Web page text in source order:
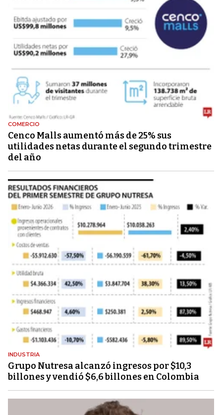
COMERCIO
Cenco Malls aumentó más de 25% sus
utilidades netas durante el segundo trimestre
del año
INDUSTRIA
Grupo Nutresa alcanzó ingresos por $10,3
billones y vendió $6,6 billones en Colombia